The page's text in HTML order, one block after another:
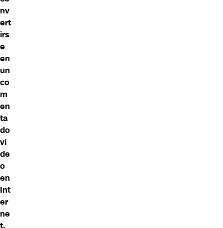
nv
ert
irs
e
en
un
co
m
en
ta
do
vi
de
o
en
Int
er
ne
t,